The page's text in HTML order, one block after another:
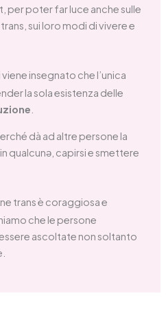
per poter far luce anche sulle
sui loro modi di vivere e
insegnato che l’unica
la sola esistenza delle
dà ad altre persone la
qualcunә , capirsi e smettere
trans è coraggiosa e
che le persone
ascoltate non soltanto